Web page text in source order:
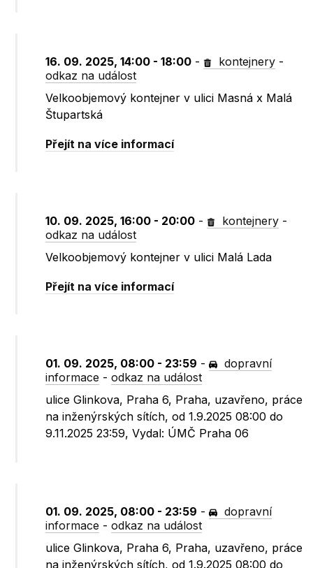
16. 09. 2025, 14:00 - 18:00 - kontejnery -
odkaz na událost
Velkoobjemový kontejner v ulici Masná x Malá
Štupartská
Přejít na více informací
10. 09. 2025, 16:00 - 20:00 - kontejnery -
odkaz na událost
Velkoobjemový kontejner v ulici Malá Lada
Přejít na více informací
01. 09. 2025, 08:00 - 23:59 -
dopravní
informace -odkaz na událost
ulice Glinkova, Praha 6, Praha, uzavřeno, práce
na inženýrských sítích, od 1.9.2025 08:00 do
9.11.2025 23:59, Vydal: ÚMČ Praha 06
01. 09. 2025, 08:00 - 23:59 -
dopravní
informace -odkaz na událost
ulice Glinkova, Praha 6, Praha, uzavřeno, práce
na inženýrských sítích, od 1.9.2025 08:00 do